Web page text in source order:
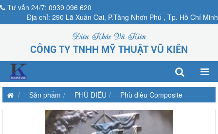
Tư vấn 24/7: 0939 096 620
Địa chỉ: 290 Lã Xuân Oai, P.Tăng Nhơn Phú , Tp. Hồ Chí Minh
Điêu Khắc Vũ Kiên
CÔNG TY TNHH MỸ THUẬT VŨ KIÊN
Sản phẩm PHÙ ĐIÊU Phù điêu Composite